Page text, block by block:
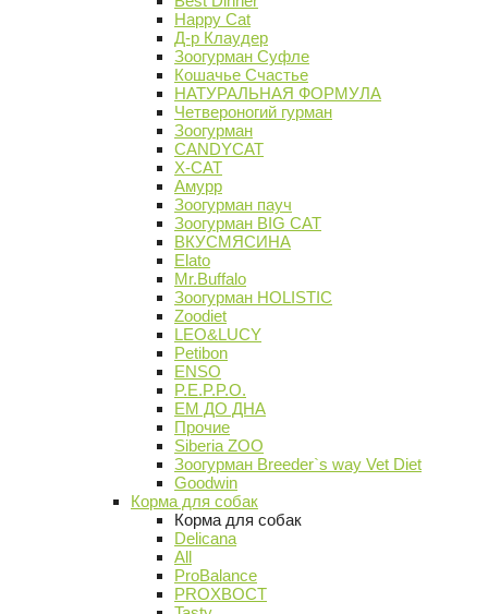
Happy Cat
Д-р Клаудер
Зоогурман Суфле
Кошачье Счастье
НАТУРАЛЬНАЯ ФОРМУЛА
Четвероногий гурман
Зоогурман
CANDYCAT
X-CAT
Амурр
Зоогурман пауч
Зоогурман BIG CAT
ВКУСМЯСИНА
Elato
Mr.Buffalo
Зоогурман HOLISTIC
Zoodiet
LEO&LUCY
Petibon
ENSO
P.E.P.P.O.
ЕМ ДО ДНА
Прочие
Siberia ZOO
Зоогурман Breeder`s way Vet Diet
Goodwin
Корма для собак
Корма для собак
Delicana
All
ProBalance
PROХВОСТ